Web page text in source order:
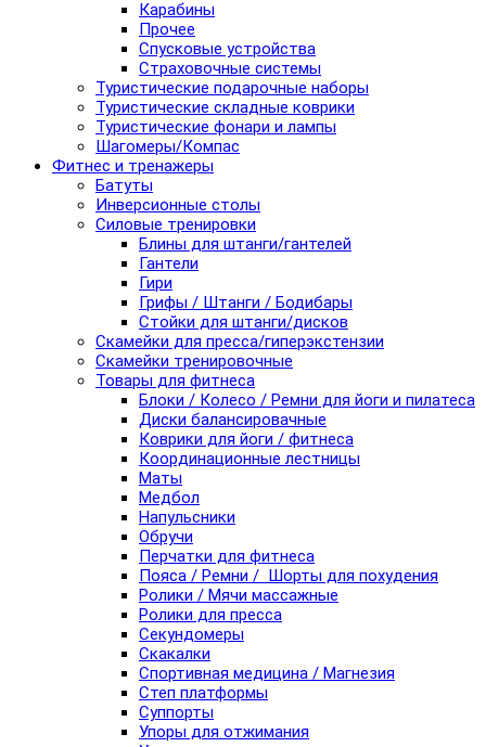
Карабины
Прочее
Спусковые устройства
Страховочные системы
Туристические подарочные наборы
Туристические складные коврики
Туристические фонари и лампы
Шагомеры/Компас
Фитнес и тренажеры
Батуты
Инверсионные столы
Силовые тренировки
Блины для штанги/гантелей
Гантели
Гири
Грифы / Штанги / Бодибары
Стойки для штанги/дисков
Скамейки для пресса/гиперэкстензии
Скамейки тренировочные
Товары для фитнеса
Блоки / Колесо / Ремни для йоги и пилатеса
Диски балансировачные
Коврики для йоги / фитнеса
Координационные лестницы
Маты
Медбол
Напульсники
Обручи
Перчатки для фитнеса
Пояса / Ремни / Шорты для похудения
Ролики / Мячи массажные
Ролики для пресса
Секундомеры
Скакалки
Спортивная медицина / Магнезия
Степ платформы
Суппорты
Упоры для отжимания